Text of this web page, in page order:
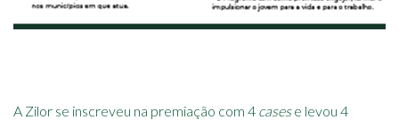
A Zilor se inscreveu na premiação com 4 casese levou 4